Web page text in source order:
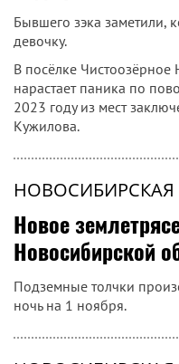
Бывшего зэка заметили,
девочку.
В посёлке Чистоозёрное
нарастает паника по
2023 году из мест
Кужилова.
НОВОСИБИРСКАЯ
Новое
Новосибирской
Подземные толчки
ночь на 1 ноября.